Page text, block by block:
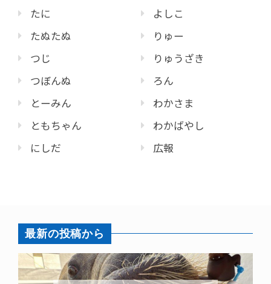
たに
たぬたぬ
つじ
つぼんぬ
とーみん
ともちゃん
にしだ
よしこ
りゅー
りゅうざき
ろん
わかさま
わかばやし
広報
最新の投稿から